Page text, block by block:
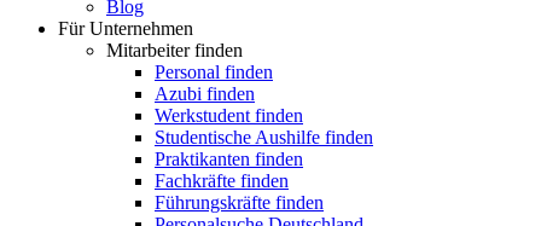
Blog
Für Unternehmen
Mitarbeiter finden
Personal finden
Azubi finden
Werkstudent finden
Studentische Aushilfe finden
Praktikanten finden
Fachkräfte finden
Führungskräfte finden